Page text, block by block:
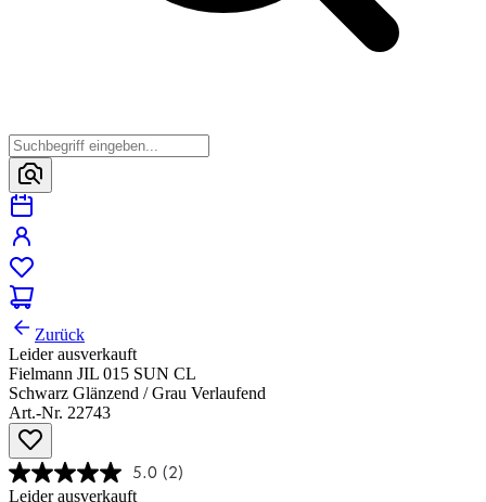
Zurück
Leider ausverkauft
Fielmann JIL 015 SUN CL
Schwarz Glänzend / Grau Verlaufend
Art.-Nr. 22743
5.0 (2)
Leider ausverkauft